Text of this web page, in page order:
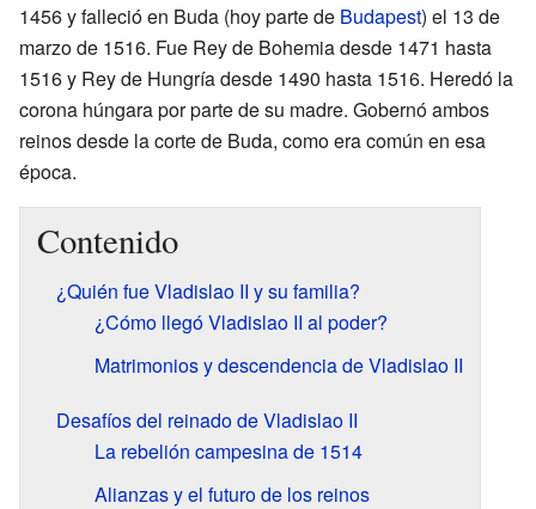
1456 y falleció en Buda (hoy parte de Budapest) el 13 de
marzo de 1516. Fue Rey de Bohemia desde 1471 hasta
1516 y Rey de Hungría desde 1490 hasta 1516. Heredó la
corona húngara por parte de su madre. Gobernó ambos
reinos desde la corte de Buda, como era común en esa
época.
Contenido
¿Quién fue Vladislao II y su familia?
¿Cómo llegó Vladislao II al poder?
Matrimonios y descendencia de Vladislao II
Desafíos del reinado de Vladislao II
La rebelión campesina de 1514
Alianzas y el futuro de los reinos